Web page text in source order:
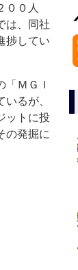
００人
は、同社
捗してい
ＭＧＩ
るが、
ットに投
の発掘に